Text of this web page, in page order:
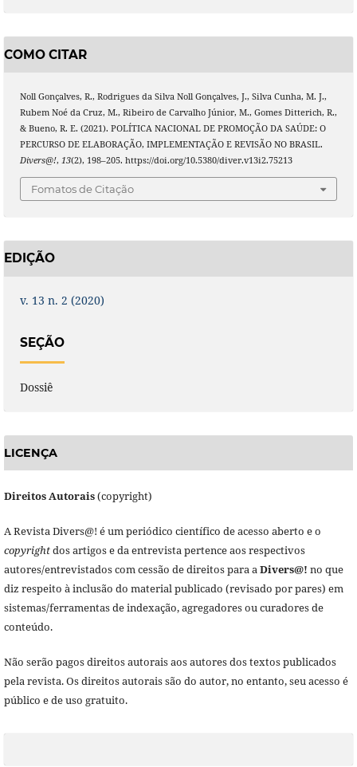
COMO CITAR
Noll Gonçalves, R., Rodrigues da Silva Noll Gonçalves, J., Silva Cunha, M. J.,
Rubem Noé da Cruz, M., Ribeiro de Carvalho Júnior, M., Gomes Ditterich, R.,
& Bueno, R. E. (2021). POLÍTICA NACIONAL DE PROMOÇÃO DA SAÚDE: O
PERCURSO DE ELABORAÇÃO, IMPLEMENTAÇÃO E REVISÃO NO BRASIL.
Divers@!, 13(2), 198–205. https://doi.org/10.5380/diver.v13i2.75213
Fomatos de Citação
EDIÇÃO
v. 13 n. 2 (2020)
SEÇÃO
Dossiê
LICENÇA
Direitos Autorais(copyright)
A Revista Divers@! é um periódico científico de acesso aberto e o
copyrightdos artigos e da entrevista pertence aos respectivos
autores/entrevistados com cessão de direitos para aDivers@! no que
diz respeito à inclusão do material publicado (revisado por pares) em
sistemas/ferramentas de indexação, agregadores ou curadores de
conteúdo.
Não serão pagos direitos autorais aos autores dos textos publicados
pela revista. Os direitos autorais são do autor, no entanto, seu acesso é
público e de uso gratuito.